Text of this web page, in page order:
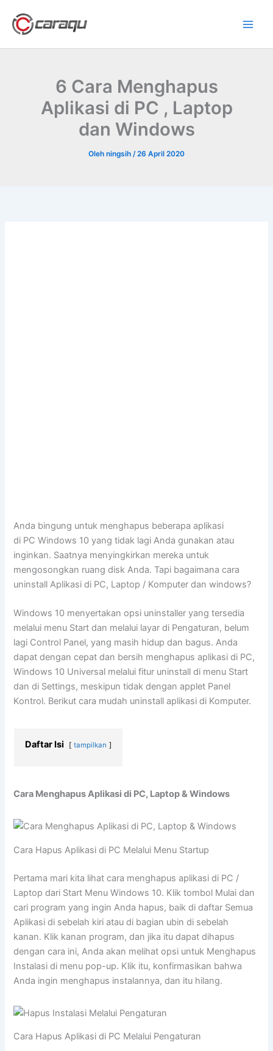
konten
6 Cara Menghapus
Aplikasi di PC , Laptop
dan Windows
Oleh ningsih /26 April 2020
Anda bingung untuk menghapus beberapa aplikasi
di PC Windows 10 yang tidak lagi Anda gunakan atau
inginkan. Saatnya menyingkirkan mereka untuk
mengosongkan ruang disk Anda. Tapi bagaimana cara
uninstall Aplikasi di PC, Laptop / Komputer dan windows?
Windows 10 menyertakan opsi uninstaller yang tersedia
melalui menu Start dan melalui layar di Pengaturan, belum
lagi Control Panel, yang masih hidup dan bagus. Anda
dapat dengan cepat dan bersih menghapus aplikasi di PC,
Windows 10 Universal melalui fitur uninstall di menu Start
dan di Settings, meskipun tidak dengan applet Panel
Kontrol. Berikut cara mudah uninstall aplikasi di Komputer.
Daftar Isi tampilkan
Cara Menghapus Aplikasi di PC, Laptop & Windows
Cara Hapus Aplikasi di PC Melalui Menu Startup
Pertama mari kita lihat cara menghapus aplikasi di PC /
Laptop dari Start Menu Windows 10. Klik tombol Mulai dan
cari program yang ingin Anda hapus, baik di daftar Semua
Aplikasi di sebelah kiri atau di bagian ubin di sebelah
kanan. Klik kanan program, dan jika itu dapat dihapus
dengan cara ini, Anda akan melihat opsi untuk Menghapus
Instalasi di menu pop-up. Klik itu, konfirmasikan bahwa
Anda ingin menghapus instalannya, dan itu hilang.
Cara Hapus Aplikasi di PC Melalui Pengaturan